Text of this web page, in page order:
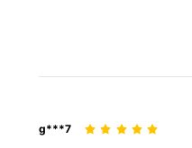
g***7